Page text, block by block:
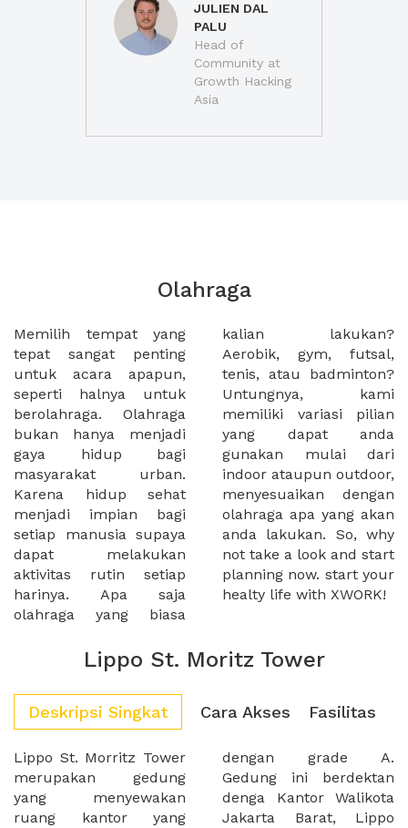
JULIEN DAL
PALU
Head of
Community at
Growth Hacking
Asia
Olahraga
Memilih tempat yang
tepat sangat penting
untuk acara apapun,
seperti halnya untuk
berolahraga. Olahraga
bukan hanya menjadi
gaya hidup bagi
masyarakat urban.
Karena hidup sehat
menjadi impian bagi
setiap manusia supaya
dapat melakukan
aktivitas rutin setiap
harinya. Apa saja
olahraga yang biasa
kalian lakukan?
Aerobik, gym, futsal,
tenis, atau badminton?
Untungnya, kami
memiliki variasi pilian
yang dapat anda
gunakan mulai dari
indoor ataupun outdoor,
menyesuaikan dengan
olahraga apa yang akan
anda lakukan. So, why
not take a look and start
planning now. start your
healty life with XWORK!
Lippo St. Moritz Tower
Deskripsi Singkat Cara Akses Fasilitas
Lippo St. Morritz Tower
merupakan gedung
yang menyewakan
ruang kantor yang
dengan grade A.
Gedung ini berdektan
denga Kantor Walikota
Jakarta Barat, Lippo